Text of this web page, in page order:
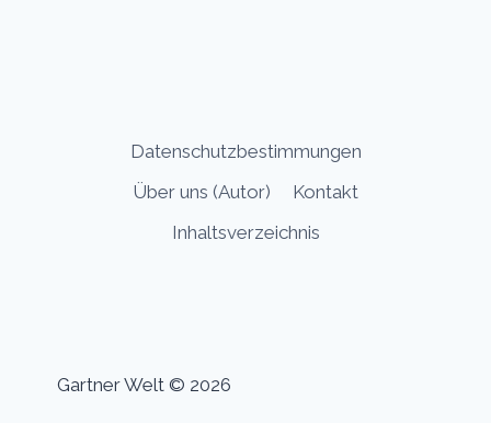
Datenschutzbestimmungen
Über uns (Autor)
Kontakt
Inhaltsverzeichnis
Gartner Welt © 2026